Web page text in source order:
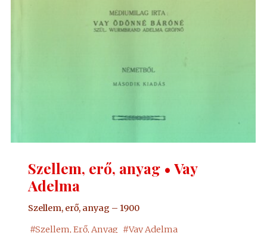
Szellem, erő, anyag • Vay
Adelma
Szellem, erő, anyag – 1900
#Szellem, Erő, Anyag #Vay Adelma